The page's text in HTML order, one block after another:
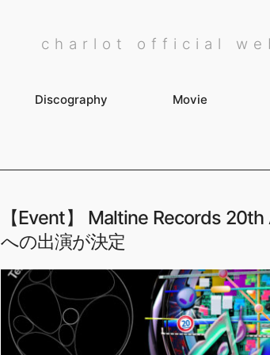
charlot official
Discography Movie
【Event】 Maltine Records
への出演が決定